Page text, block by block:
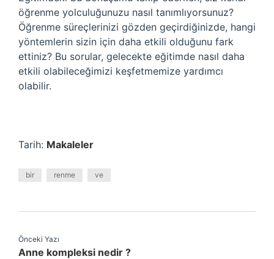
öğrenme yolculuğunuzu nasıl tanımlıyorsunuz?
Öğrenme süreçlerinizi gözden geçirdiğinizde, hangi
yöntemlerin sizin için daha etkili olduğunu fark
ettiniz? Bu sorular, gelecekte eğitimde nasıl daha
etkili olabileceğimizi keşfetmemize yardımcı
olabilir.
Tarih: Makaleler
bir renme ve
Önceki Yazı
Anne kompleksi nedir ?